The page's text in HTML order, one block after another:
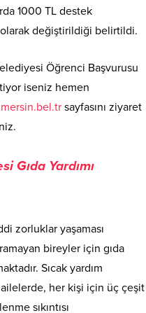
1000 TL destek
değiştirildiği belirtildi.
Öğrenci Başvurusu
iseniz hemen
sayfasını ziyaret
Gıda Yardımı
zorluklar yaşaması
bireyler için gıda
Sıcak yardım
her kişi için üç çeşit
sıkıntısı